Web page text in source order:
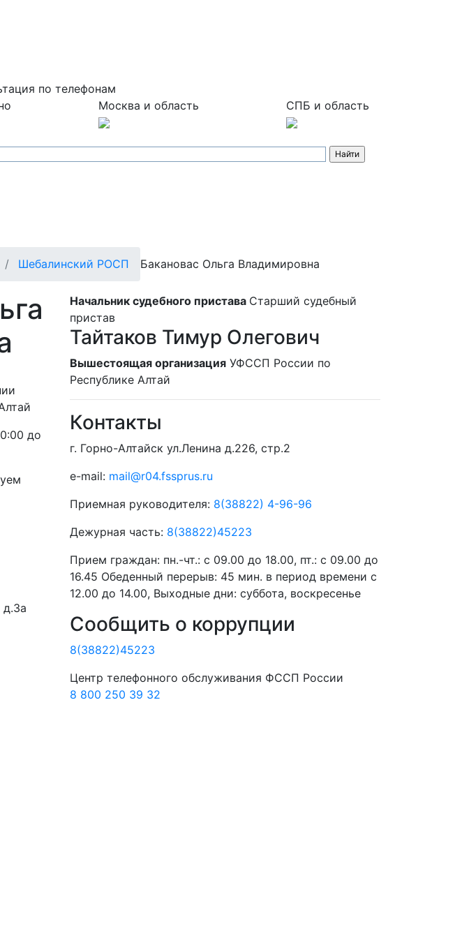
по телефонам
Москва и область СПБ и область
Шебалинский РОСП Бакановас Ольга Владимировна
до
Начальник судебного пристава Старший судебный
пристав
Тайтаков Тимур Олегович
Вышестоящая организация УФССП России по
Республике Алтай
Контакты
г. Горно-Алтайск ул.Ленина д.226, стр.2
e-mail: mail@r04.fssprus.ru
Приемная руководителя: 8(38822) 4-96-96
Дежурная часть: 8(38822)45223
Прием граждан: пн.-чт.: с 09.00 до 18.00, пт.: с 09.00 до
16.45 Обеденный перерыв: 45 мин. в период времени с
12.00 до 14.00, Выходные дни: суббота, воскресенье
Сообщить о коррупции
8(38822)45223
Центр телефонного обслуживания ФССП России
8 800 250 39 32